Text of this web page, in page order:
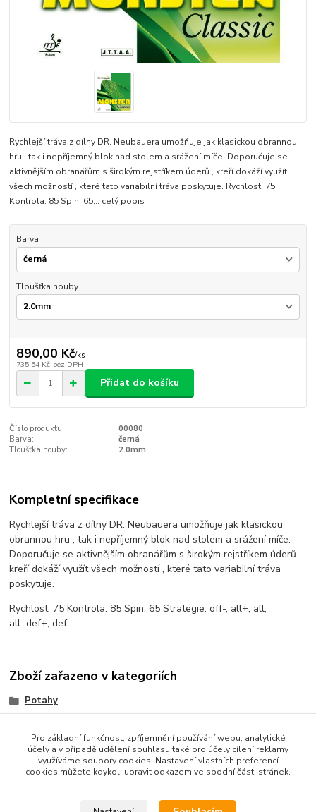
Rychlejší tráva z dílny DR. Neubauera umožňuje jak klasickou obrannou
hru , tak i nepříjemný blok nad stolem a srážení míče. Doporučuje se
aktivnějším obranářům s širokým rejstříkem úderů , kreří dokáží využít
všech možností , které tato variabilní tráva poskytuje. Rychlost: 75
Kontrola: 85 Spin: 65... celý popis
Barva
Tloušťka houby
890,00 Kč/ks
735,54 Kč bez DPH
Přidat do košíku
Číslo produktu:
00080
Barva:
černá
Tloušťka houby:
2.0mm
Kompletní specifikace
Rychlejší tráva z dílny DR. Neubauera umožňuje jak klasickou
obrannou hru , tak i nepříjemný blok nad stolem a srážení míče.
Doporučuje se aktivnějším obranářům s širokým rejstříkem úderů ,
kreří dokáží využít všech možností , které tato variabilní tráva
poskytuje.
Rychlost: 75 Kontrola: 85 Spin: 65 Strategie:off-, all+, all,
all-,def+, def
Zboží zařazeno v kategoriích
Potahy
Pro základní funkčnost, zpříjemnění používání webu, analytické
účely a v případě udělení souhlasu také pro účely cílení reklamy
využíváme soubory cookies. Nastavení vlastních preferencí
cookies můžete kdykoli upravit odkazem ve spodní části stránek.